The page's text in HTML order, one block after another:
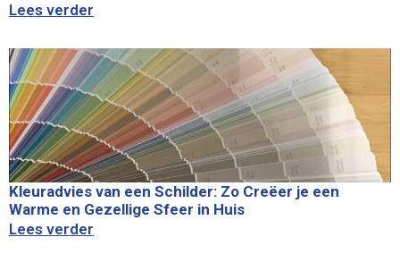
Lees verder
Kleuradvies van een Schilder: Zo Creëer je een
Warme en Gezellige Sfeer in Huis
Lees verder